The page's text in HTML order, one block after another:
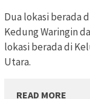
Dua lokasi berada
Kedung Waringin
lokasi berada di
Utara.
READ MORE